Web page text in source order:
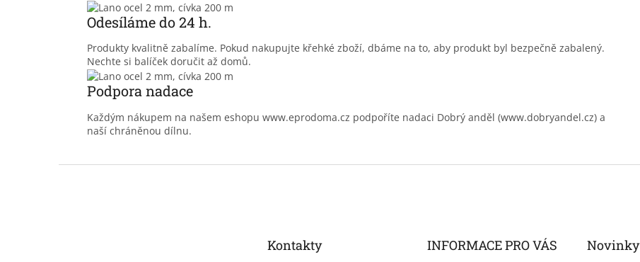
Odesíláme do 24 h.
Produkty kvalitně zabalíme. Pokud nakupujte křehké zboží, dbáme na to, aby produkt byl bezpečně zabalený.
Nechte si balíček doručit až domů.
Podpora nadace
Každým nákupem na našem eshopu www.eprodoma.cz podpoříte nadaci Dobrý anděl (www.dobryandel.cz) a
naší chráněnou dílnu.
Kontakty INFORMACE PRO VÁS Novinky